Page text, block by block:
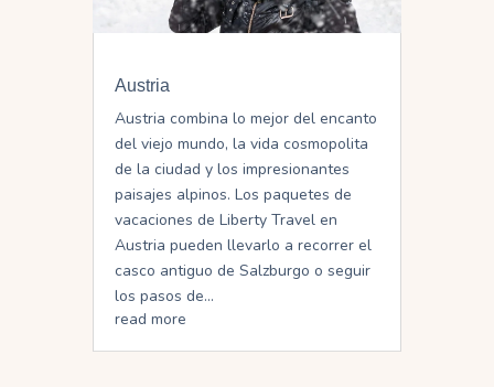
Austria
Austria combina lo mejor del encanto
del viejo mundo, la vida cosmopolita
de la ciudad y los impresionantes
paisajes alpinos. Los paquetes de
vacaciones de Liberty Travel en
Austria pueden llevarlo a recorrer el
casco antiguo de Salzburgo o seguir
los pasos de...
read more